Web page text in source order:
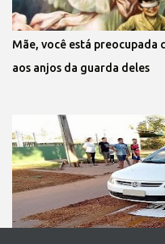
Mãe, você está preocupada
aos anjos da guarda deles